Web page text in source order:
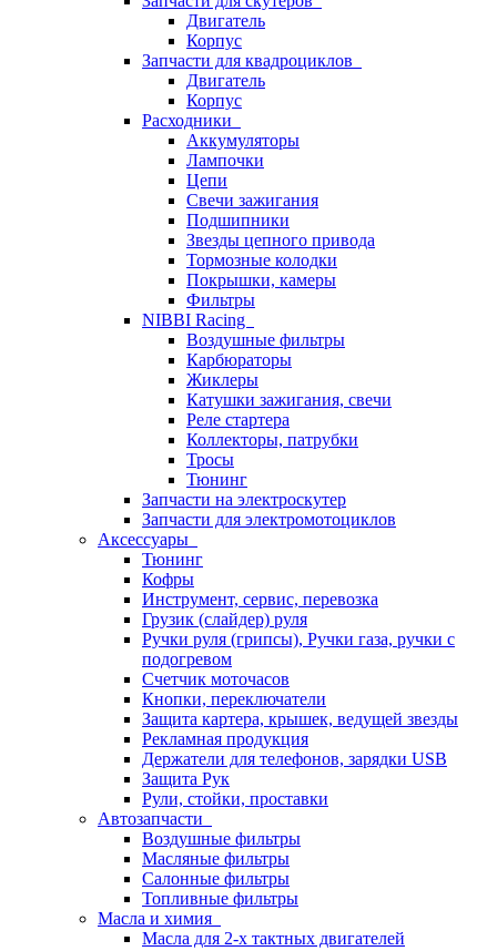
Двигатель
Корпус
Запчасти для квадроциклов
Двигатель
Корпус
Расходники
Аккумуляторы
Лампочки
Цепи
Свечи зажигания
Подшипники
Звезды цепного привода
Тормозные колодки
Покрышки, камеры
Фильтры
NIBBI Racing
Воздушные фильтры
Карбюраторы
Жиклеры
Катушки зажигания, свечи
Реле стартера
Коллекторы, патрубки
Тросы
Тюнинг
Запчасти на электроскутер
Запчасти для электромотоциклов
Аксессуары
Тюнинг
Кофры
Инструмент, сервис, перевозка
Грузик (слайдер) руля
Ручки руля (грипсы), Ручки газа, ручки с
подогревом
Счетчик моточасов
Кнопки, переключатели
Защита картера, крышек, ведущей звезды
Рекламная продукция
Держатели для телефонов, зарядки USB
Защита Рук
Рули, стойки, проставки
Автозапчасти
Воздушные фильтры
Масляные фильтры
Салонные фильтры
Топливные фильтры
Масла и химия
Масла для 2-х тактных двигателей